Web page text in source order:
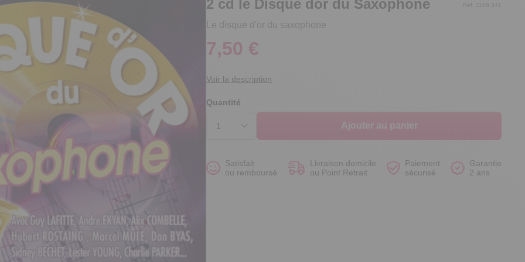
2 cd le Disque dor du Saxophone
Le disque d'or du saxophone
Réf. 1188.341
7,50 €
Voir la description
Quantité
Ajouter au panier
Satisfait
ou remboursé
Livraison domicile
ou Point Retrait
Paiement
sécurisé
Garantie
2 ans